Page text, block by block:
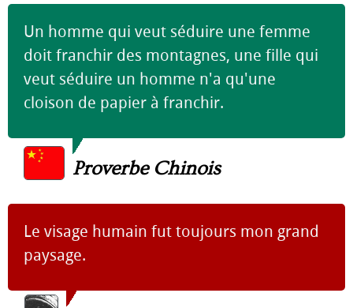
Un homme qui veut séduire une femme
doit franchir des montagnes, une fille qui
veut séduire un homme n'a qu'une
cloison de papier à franchir.
Proverbe Chinois
Le visage humain fut toujours mon grand
paysage.